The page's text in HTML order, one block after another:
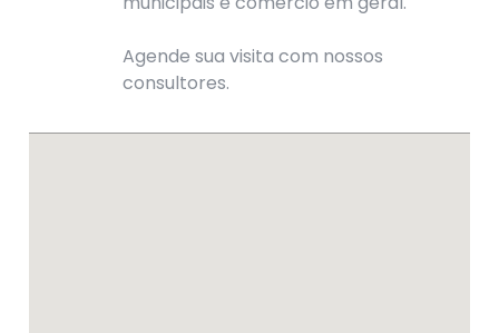
Agende sua visita com nossos
consultores.